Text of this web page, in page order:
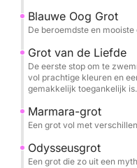
Blauwe Oog Grot
De beroemdste en
Grot van de Liefde
De eerste stop om te
vol prachtige kleuren en
gemakkelijk toegankelijk is.
Marmara-grot
Een grot vol met
Odysseusgrot
Een grot die zo uit een